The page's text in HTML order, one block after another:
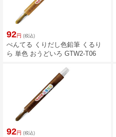
92円 (税込)
ぺんてる くりだし色鉛筆 くるり
ら 単色 おうどいろ GTW2-T06
92円 (税込)